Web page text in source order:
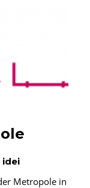
idei
Metropole in